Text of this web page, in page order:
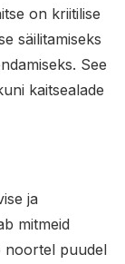
on kriitilise
säilitamiseks
See
kaitsealade
ja
mitmeid
noortel puudel